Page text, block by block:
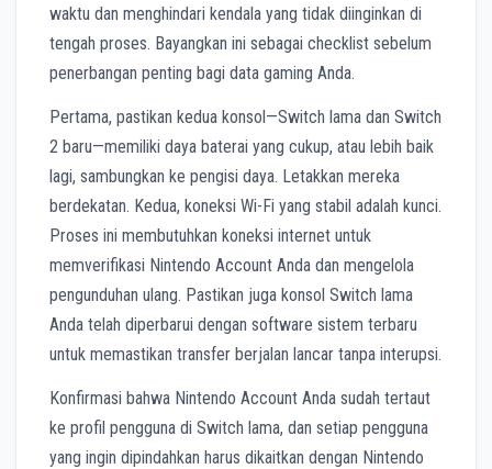
waktu dan menghindari kendala yang tidak diinginkan di
tengah proses. Bayangkan ini sebagai checklist sebelum
penerbangan penting bagi data gaming Anda.
Pertama, pastikan kedua konsol—Switch lama dan Switch
2 baru—memiliki daya baterai yang cukup, atau lebih baik
lagi, sambungkan ke pengisi daya. Letakkan mereka
berdekatan. Kedua, koneksi Wi-Fi yang stabil adalah kunci.
Proses ini membutuhkan koneksi internet untuk
memverifikasi Nintendo Account Anda dan mengelola
pengunduhan ulang. Pastikan juga konsol Switch lama
Anda telah diperbarui dengan software sistem terbaru
untuk memastikan transfer berjalan lancar tanpa interupsi.
Konfirmasi bahwa Nintendo Account Anda sudah tertaut
ke profil pengguna di Switch lama, dan setiap pengguna
yang ingin dipindahkan harus dikaitkan dengan Nintendo